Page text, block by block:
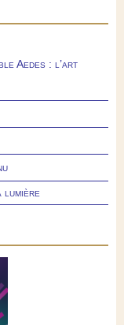
Aedes : l’art
lumière